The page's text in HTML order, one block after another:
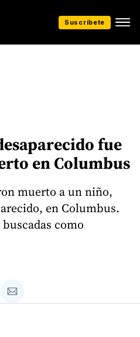
Suscríbete
fue
en Columbus
muerto a un niño,
en Columbus.
como
Compartir
via